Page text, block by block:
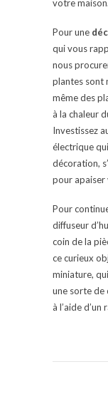
votre maison.
Pour une
qui vous
nous
plantes sont
même des
à la chaleur
Investissez
électrique
décoration,
pour apaiser
Pour
diffuseur
coin de la
ce curieux
miniature,
une sorte de
à l’aide